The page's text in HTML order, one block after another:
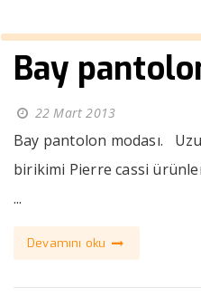
Bay
22 Mart 2013
Bay pantolon modası.
birikimi Pierre cassi
...
Devamını oku